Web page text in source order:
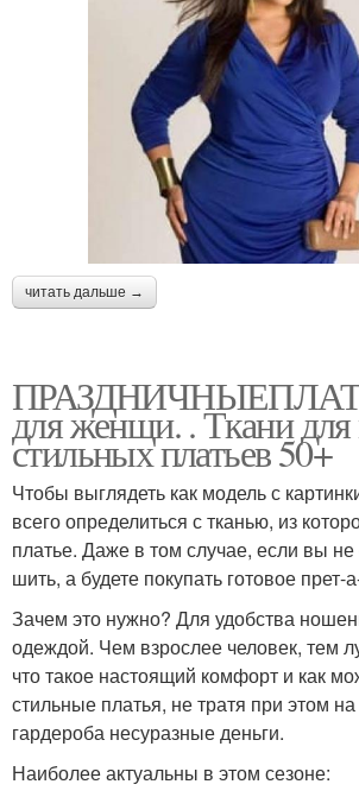
читать дальше →
для женщи. . Ткани
стильных платьев 50+
Чтобы выглядеть как модель с
всего определиться с тканью, из
платье. Даже в том случае, если вы не
шить, а будете покупать готовое прет-
Зачем это нужно? Для удобства
одеждой. Чем взрослее человек, тем
что такое настоящий комфорт и как
стильные платья, не тратя при этом
гардероба несуразные деньги.
Наиболее актуальны в этом сезоне: